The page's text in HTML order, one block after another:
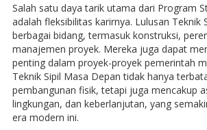
Salah satu daya tarik utama dari Program
adalah fleksibilitas karirnya. Lulusan Teknik
berbagai bidang, termasuk konstruksi,
manajemen proyek. Mereka juga dapat
penting dalam proyek-proyek pemerintah
Teknik Sipil Masa Depan tidak hanya
pembangunan fisik, tetapi juga mencakup
lingkungan, dan keberlanjutan, yang
era modern ini.